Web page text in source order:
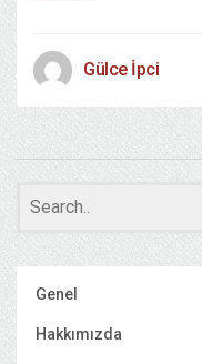
Gülce İpci
Genel
Hakkımızda